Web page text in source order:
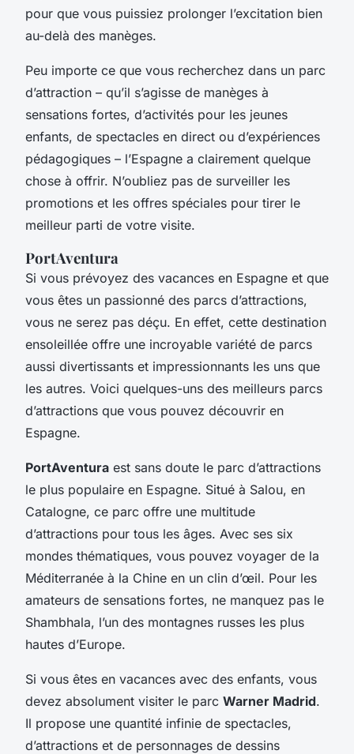
pour que vous puissiez prolonger l’excitation bien
au-delà des manèges.
Peu importe ce que vous recherchez dans un parc
d’attraction – qu’il s’agisse de manèges à
sensations fortes, d’activités pour les jeunes
enfants, de spectacles en direct ou d’expériences
pédagogiques – l’Espagne a clairement quelque
chose à offrir. N’oubliez pas de surveiller les
promotions et les offres spéciales pour tirer le
meilleur parti de votre visite.
PortAventura
Si vous prévoyez des vacances en Espagne et que
vous êtes un passionné des parcs d’attractions,
vous ne serez pas déçu. En effet, cette destination
ensoleillée offre une incroyable variété de parcs
aussi divertissants et impressionnants les uns que
les autres. Voici quelques-uns des meilleurs parcs
d’attractions que vous pouvez découvrir en
Espagne.
PortAventura est sans doute le parc d’attractions
le plus populaire en Espagne. Situé à Salou, en
Catalogne, ce parc offre une multitude
d’attractions pour tous les âges. Avec ses six
mondes thématiques, vous pouvez voyager de la
Méditerranée à la Chine en un clin d’œil. Pour les
amateurs de sensations fortes, ne manquez pas le
Shambhala, l’un des montagnes russes les plus
hautes d’Europe.
Si vous êtes en vacances avec des enfants, vous
devez absolument visiter le parc Warner Madrid.
Il propose une quantité infinie de spectacles,
d’attractions et de personnages de dessins